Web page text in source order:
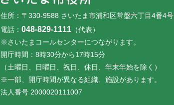
住所：〒330-9588 さいたま市浦和区常盤六丁目4番4号
電話： 048-829-1111 （代表）
※さいたまコールセンターにつながります。
開庁時間：8時30分から17時15分
（土曜日、日曜日、祝日、休日、年末年始を除く）
※一部、開庁時間が異なる組織、施設があります。
法人番号 2000020111007